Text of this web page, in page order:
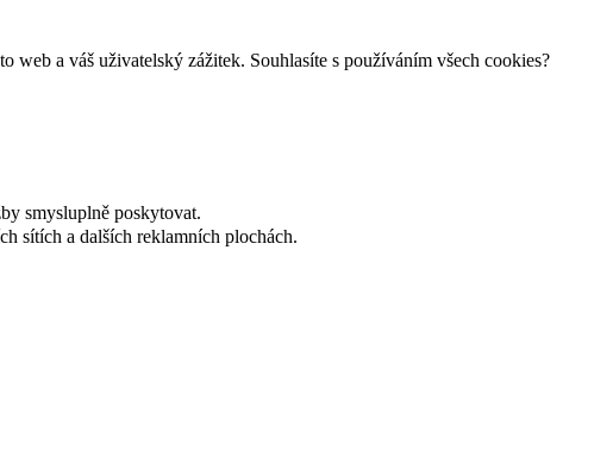
a váš uživatelský zážitek. Souhlasíte s používáním všech cookies?
smysluplně poskytovat.
sítích a dalších reklamních plochách.